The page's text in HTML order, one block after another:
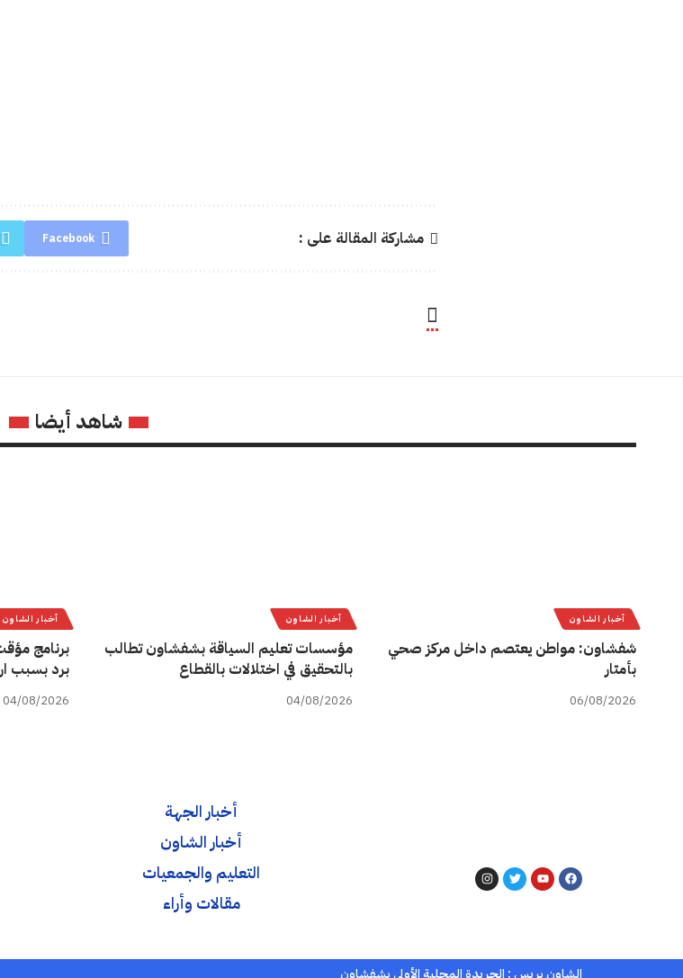
مشاركة المقالة على : Facebook
شاهد أيضا
أخبار الشاون
شفشاون: مواطن يعتصم داخل مركز صحي
بأمتار
06/08/2026
أخبار الشاون
مؤسسات تعليم السياقة بشفشاون تطالب
بالتحقيق في اختلالات بالقطاع
04/08/2026
أخبار الشاون
برنامج
برد بسبب
04/08/2026
أخبار الجهة
أخبار الشاون
التعليم والجمعيات
مقالات وأراء
الشاون بريس : الجريدة المحلية الأولى بشفشاون